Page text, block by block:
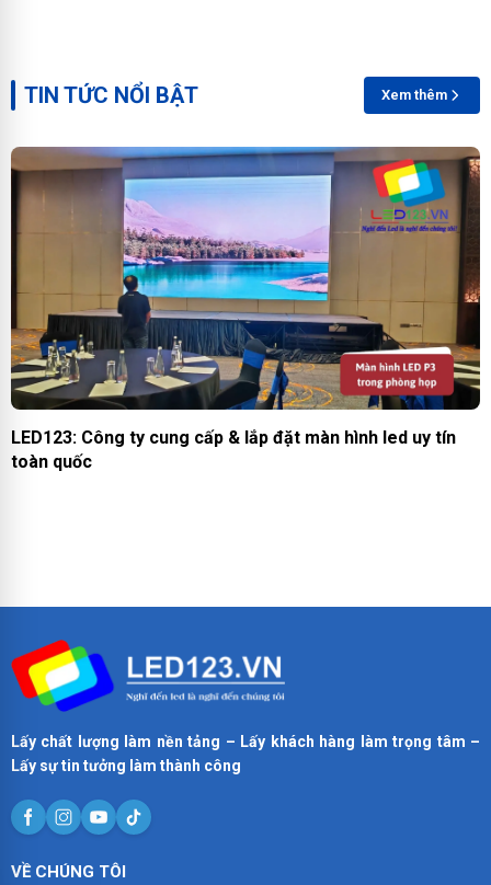
TIN TỨC NỔI BẬT Xem thêm
LED123: Công ty cung cấp & lắp đặt màn hình led uy tín
toàn quốc
Lấy chất lượng làm nền tảng – Lấy khách hàng làm trọng tâm –
Lấy sự tin tưởng làm thành công
VỀ CHÚNG TÔI